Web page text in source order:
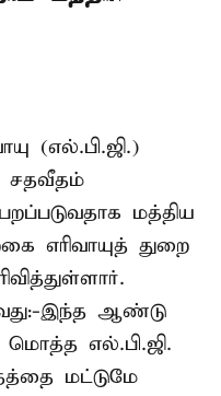
(எல்.பி.ஜி.)
சதவீதம்
மத்திய
எரிவாயுத் துறை
இந்த ஆண்டு
எல்.பி.ஜி.
மட்டுமே